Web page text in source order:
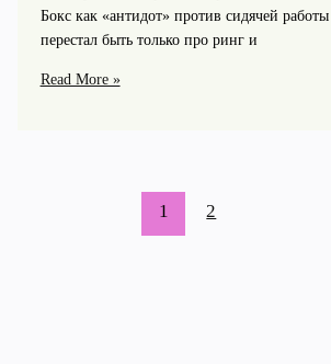
Бокс как «антидот» против сидячей
перестал быть только про ринг и
Как
Read More »
1 2